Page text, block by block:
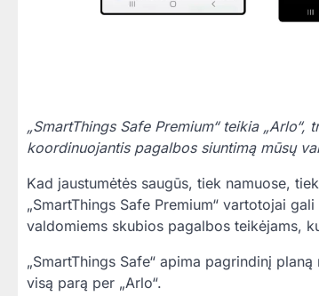
„SmartThings Safe Premium“ teikia
koordinuojantis pagalbos siuntimą mūsų
Kad jaustumėtės saugūs, tiek namuose,
„SmartThings Safe Premium“ vartotojai
valdomiems skubios pagalbos teikėjams,
„SmartThings Safe“ apima pagrindinį
visą parą per „Arlo“.